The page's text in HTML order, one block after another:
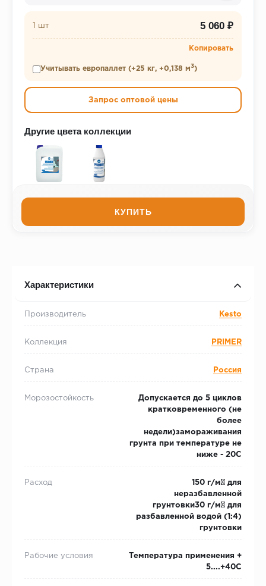
1 шт 5 060 ₽
Копировать
Учитывать европаллет (+25 кг, +0,138 м3)
Запрос оптовой цены
Другие цвета коллекции
КУПИТЬ
Характеристики
Производитель Kesto
Коллекция PRIMER
Страна Россия
Морозостойкость
Допускается до 5 циклов
кратковременного (не
более
недели)замораживания
грунта при температуре не
ниже - 20С
Расход
150 г/м² для
неразбавленной
грунтовки30 г/м² для
разбавленной водой (1:4)
грунтовки
Рабочие условия
Температура применения +
5....+40С